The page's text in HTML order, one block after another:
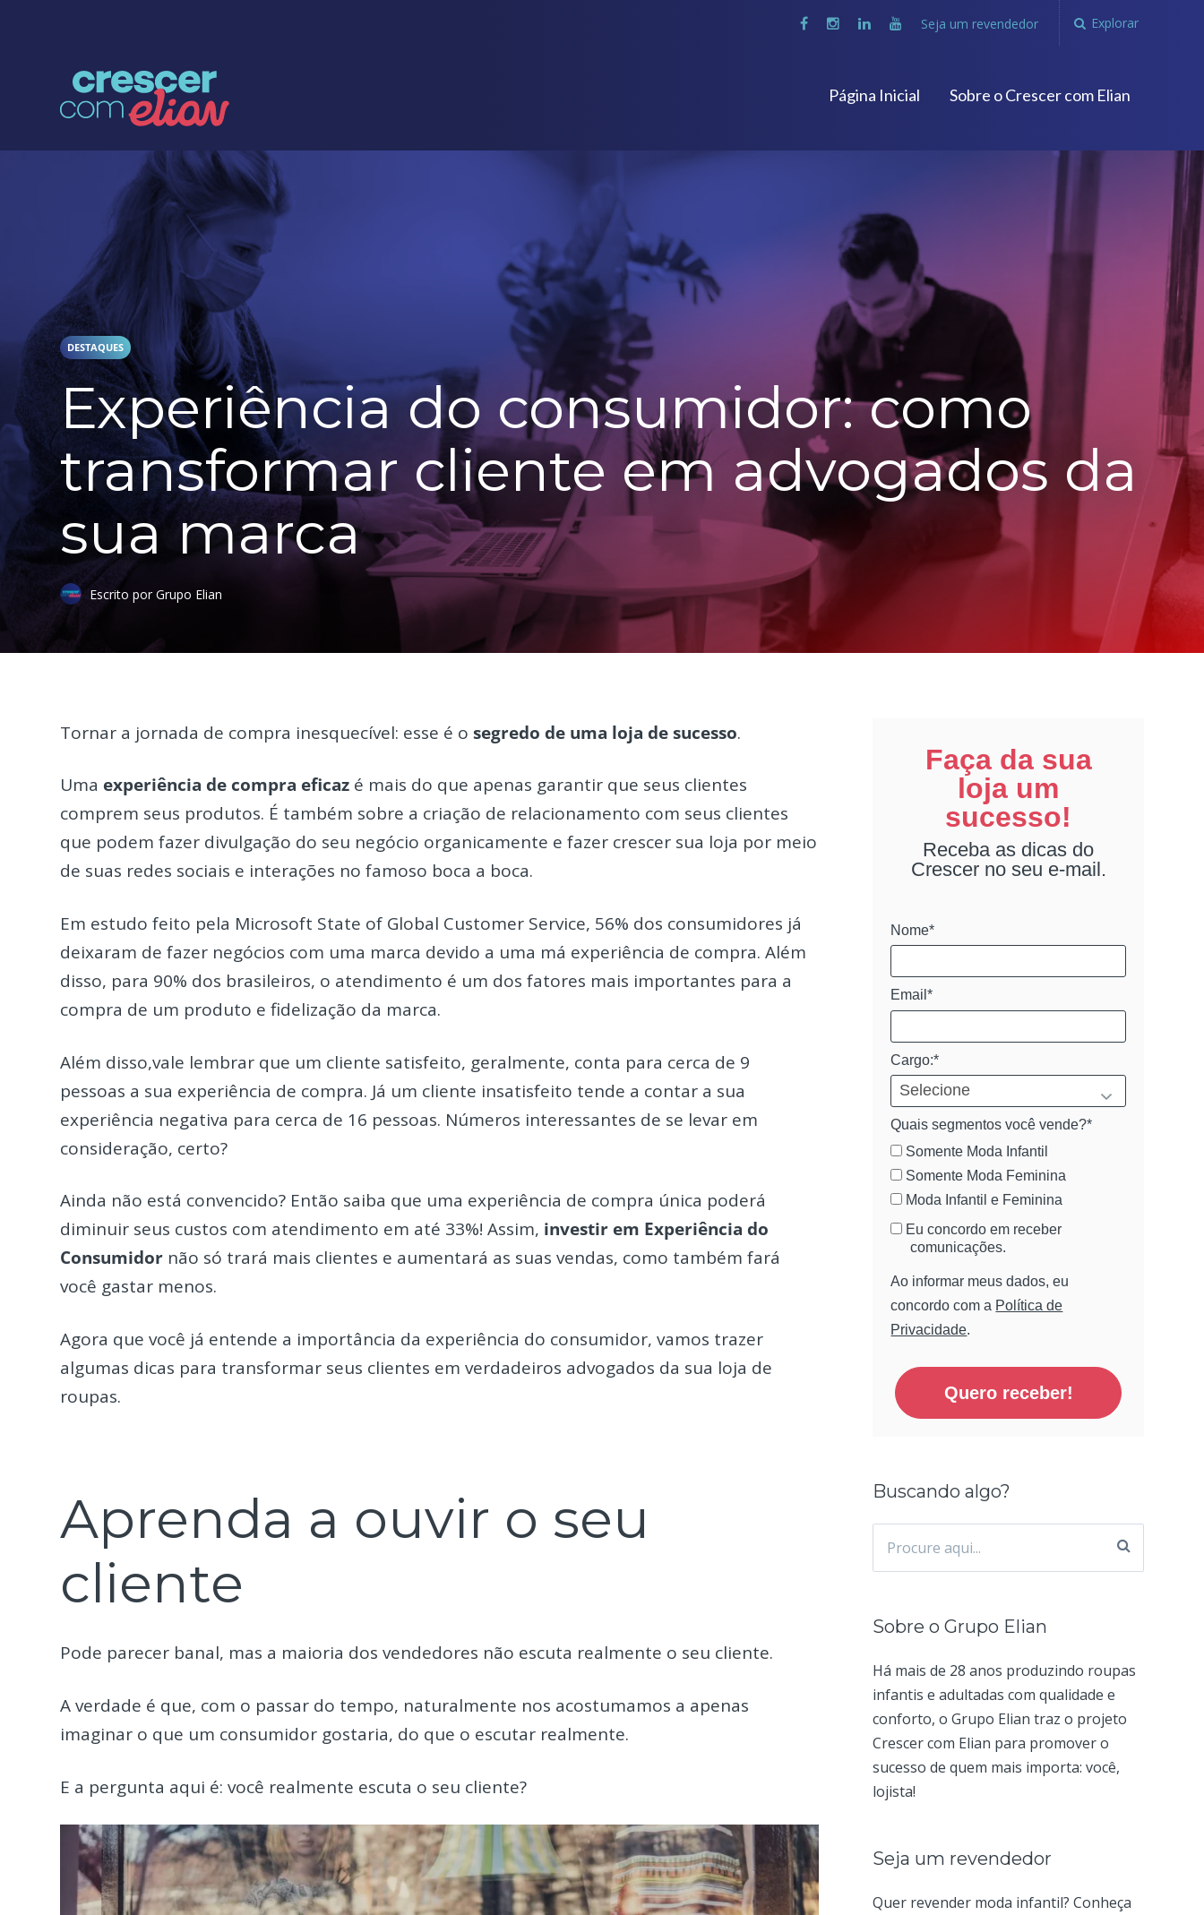
Seja um revendedor Explorar
Crescer com Grupo Elian Página Inicial Sobre o Crescer com Elian
DESTAQUES
Experiência do consumidor: como
transformar cliente em advogados da
sua marca
Escrito por Grupo Elian
Tornar a jornada de compra inesquecível: esse é osegredo de uma loja de sucesso.
Uma experiência de compra eficaz é mais do que apenas garantir que seus clientes
comprem seus produtos. É também sobre a criação de relacionamento com seus clientes
que podem fazer divulgação do seu negócio organicamente e fazer crescer sua loja por meio
de suas redes sociais e interações no famoso boca a boca.
Em estudo feito pela Microsoft State of Global Customer Service, 56% dos consumidores já
deixaram de fazer negócios com uma marca devido a uma má experiência de compra. Além
disso, para 90% dos brasileiros, o atendimento é um dos fatores mais importantes para a
compra de um produto e fidelização da marca.
Além disso,vale lembrar que um cliente satisfeito, geralmente, conta para cerca de 9
pessoas a sua experiência de compra. Já um cliente insatisfeito tende a contar a sua
experiência negativa para cerca de 16 pessoas. Números interessantes de se levar em
consideração, certo?
Ainda não está convencido? Então saiba que uma experiência de compra única poderá
diminuir seus custos com atendimento em até 33%! Assim, investir em Experiência do
Consumidor não só trará mais clientes e aumentará as suas vendas, como também fará
você gastar menos.
Agora que você já entende a importância da experiência do consumidor, vamos trazer
algumas dicas para transformar seus clientes em verdadeiros advogados da sua loja de
roupas.
Aprenda a ouvir o seu
cliente
Pode parecer banal, mas a maioria dos vendedores não escuta realmente o seu cliente.
A verdade é que, com o passar do tempo, naturalmente nos acostumamos a apenas
imaginar o que um consumidor gostaria, do que o escutar realmente.
E a pergunta aqui é: você realmente escuta o seu cliente?
Faça da sua
loja um
sucesso!
Receba as dicas do
Crescer no seu e-mail.
Nome*
Email*
Cargo:*
Quais segmentos você vende?*
Somente Moda Infantil
Somente Moda Feminina
Moda Infantil e Feminina
Eu concordo em receber
comunicações.
Ao informar meus dados, eu
concordo com a Política de
Privacidade.
Quero receber!
Buscando algo?
por:
Sobre o Grupo Elian
Há mais de 28 anos produzindo roupas
infantis e adultadas com qualidade e
conforto, o Grupo Elian traz o projeto
Crescer com Elian para promover o
sucesso de quem mais importa: você,
lojista!
Seja um revendedor
Quer revender moda infantil? Conheça